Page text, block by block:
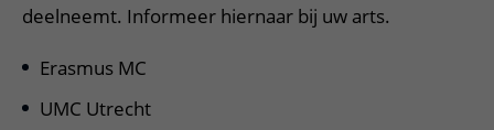
deelneemt. Informeer hiernaar bij uw arts.
Erasmus MC
UMC Utrecht